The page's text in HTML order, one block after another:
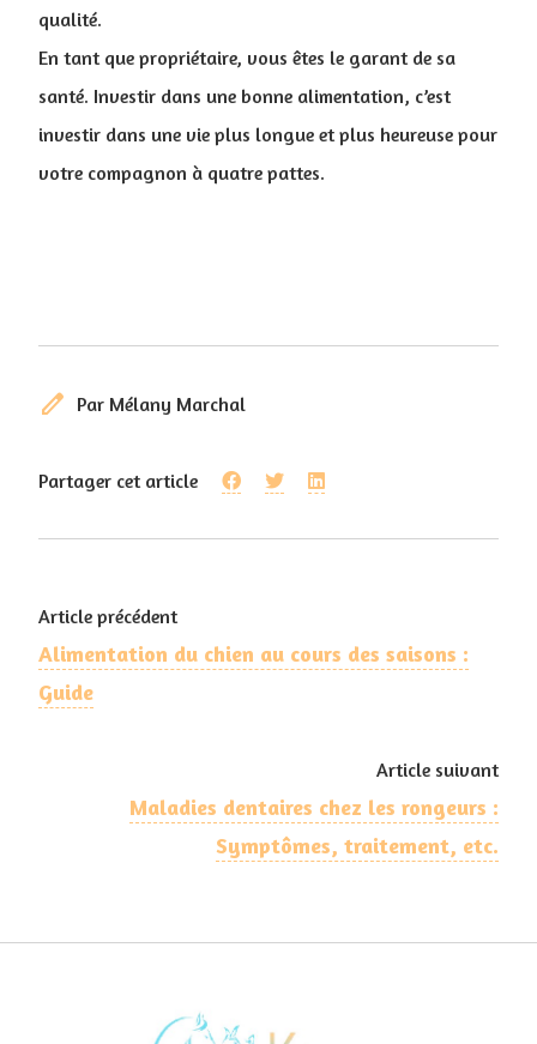
qualité.
En tant que propriétaire, vous êtes le garant de sa
santé. Investir dans une bonne alimentation, c’est
investir dans une vie plus longue et plus heureuse pour
votre compagnon à quatre pattes.
edit Par Mélany Marchal
Partager cet article
Article précédent
Alimentation du chien au cours des saisons :
Guide
Article suivant
Maladies dentaires chez les rongeurs :
Symptômes, traitement, etc.